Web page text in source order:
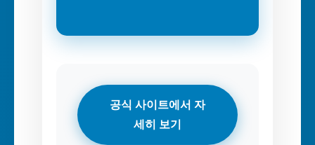
공식 사이트에서 자
세히 보기